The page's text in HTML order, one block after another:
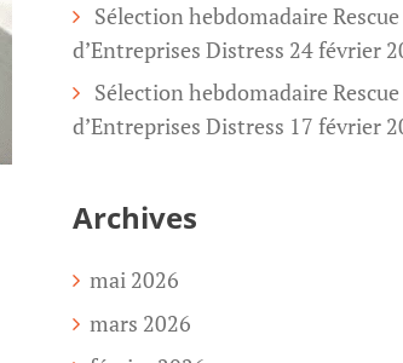
Sélection hebdomadaire Rescue
d’Entreprises Distress 24 février
Sélection hebdomadaire Rescue
d’Entreprises Distress 17 février
Archives
mai 2026
mars 2026